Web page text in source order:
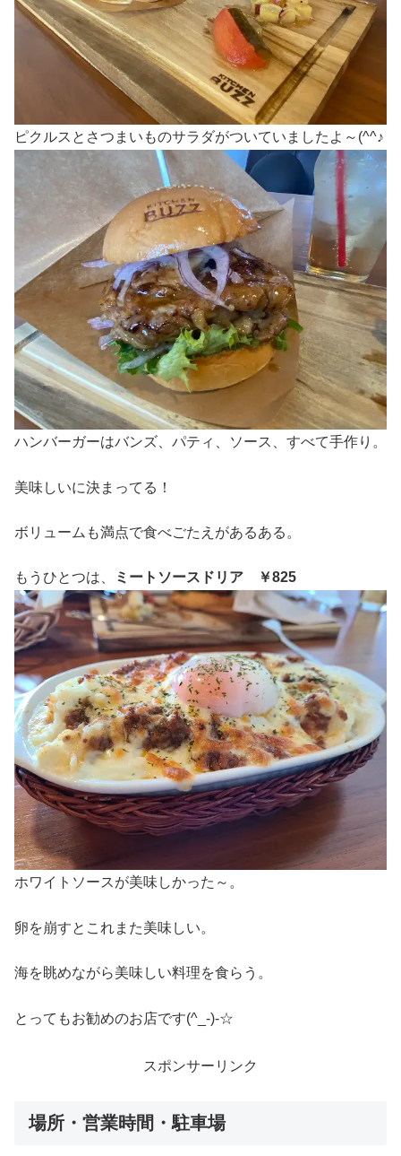
ピクルスとさつまいものサラダがついていましたよ～(^^♪
ハンバーガーはバンズ、パティ、ソース、すべて手作り。
美味しいに決まってる！
ボリュームも満点で食べごたえがあるある。
もうひとつは、 ミートソースドリア ￥825
ホワイトソースが美味しかった～。
卵を崩すとこれまた美味しい。
海を眺めながら美味しい料理を食らう。
とってもお勧めのお店です(^_-)-☆
スポンサーリンク
場所・営業時間・駐車場